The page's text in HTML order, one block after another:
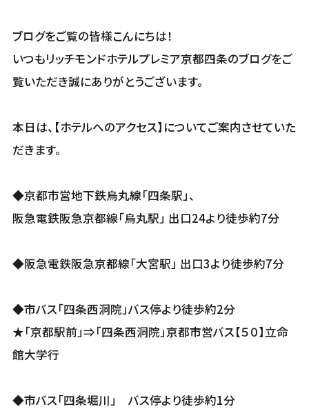
ブログをご覧の皆様こんにちは！
いつもリッチモンドホテルプレミア京都四条のブログをご
覧いただき誠にありがとうございます。
本日は、【ホテルへのアクセス】についてご案内させていた
だきます。
◆京都市営地下鉄烏丸線「四条駅」、
阪急電鉄阪急京都線「烏丸駅」 出口24より徒歩約7分
◆阪急電鉄阪急京都線「大宮駅」 出口3より徒歩約7分
◆市バス「四条西洞院」バス停より徒歩約2分
★「京都駅前」⇒「四条西洞院」京都市営バス【５０】立命
館大学行
◆市バス「四条堀川」 バス停より徒歩約1分